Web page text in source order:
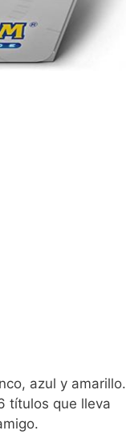
azul y amarillo.
títulos que lleva